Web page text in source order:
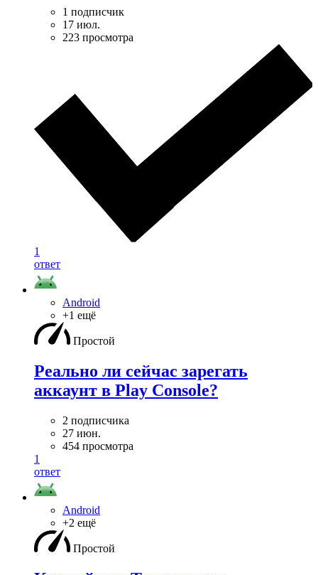
1 подписчик
17 июл.
223 просмотра
1
ответ
Android
+1 ещё
Простой
Реально ли сейчас зарегать
аккаунт в Play Console?
2 подписчика
27 июн.
454 просмотра
1
ответ
Android
+2 ещё
Простой